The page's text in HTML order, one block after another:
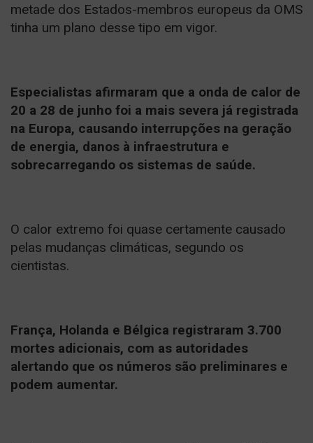
metade dos Estados-membros europeus da OMS
tinha um plano desse tipo em vigor.
Especialistas afirmaram que a onda de calor de
20 a 28 de junho foi a mais severa já registrada
na Europa, causando interrupções na geração
de energia, danos à infraestrutura e
sobrecarregando os sistemas de saúde.
O calor extremo foi quase certamente causado
pelas mudanças climáticas, segundo os
cientistas.
França, Holanda e Bélgica registraram 3.700
mortes adicionais, com as autoridades
alertando que os números são preliminares e
podem aumentar.